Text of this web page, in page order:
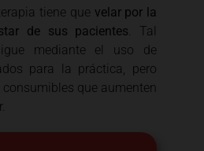
tiene que velar por la
de sus pacientes. Tal
mediante el uso de
para la práctica, pero
que aumenten